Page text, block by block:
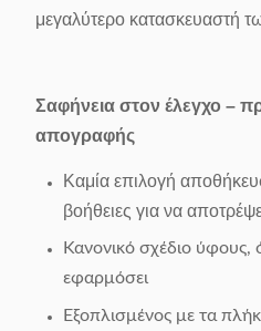
μεγαλύτερο κατασκευαστή
Σαφήνεια στον έλεγχο –
απογραφής
Καμία επιλογή
βοήθειες για να
Κανονικό σχέδιο ύφους,
εφαρμόσει
Εξοπλισμένος με τα